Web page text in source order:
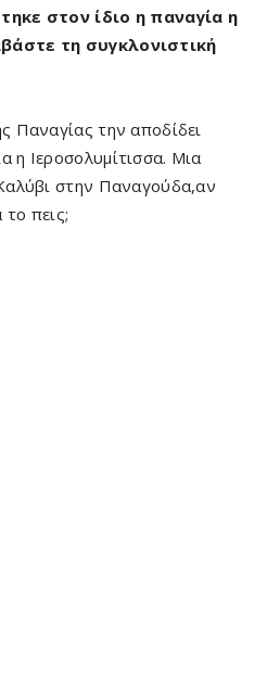
στον ίδιο η παναγία η
τη συγκλονιστική
Παναγίας την αποδίδει
η Ιεροσολυμίτισσα. Μια
στην Παναγούδα,αν
πεις;